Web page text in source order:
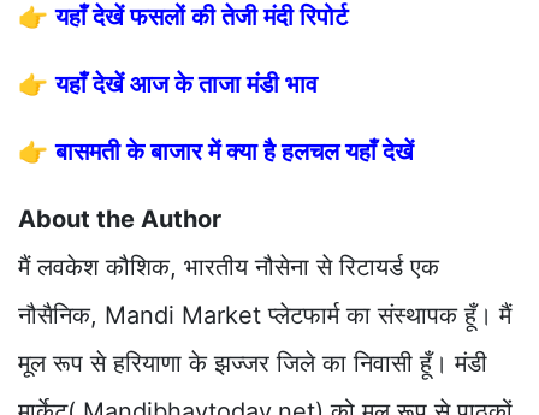
👉यहाँ देखें फसलों की तेजी मंदी रिपोर्ट
👉यहाँ देखें आज के ताजा मंडी भाव
👉बासमती के बाजार में क्या है हलचल यहाँ देखें
About the Author
मैं लवकेश कौशिक, भारतीय नौसेना से रिटायर्ड एक
नौसैनिक, Mandi Market प्लेटफार्म का संस्थापक हूँ। मैं
मूल रूप से हरियाणा के झज्जर जिले का निवासी हूँ। मंडी